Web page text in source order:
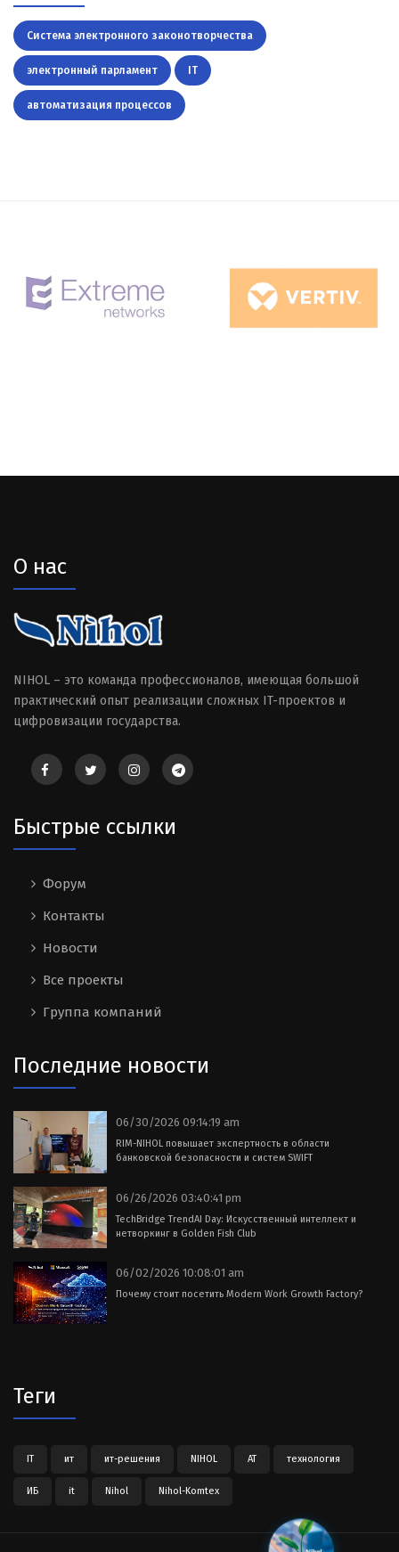
Система электронного законотворчества
электронный парламент IT
автоматизация процессов
О нас
NIHOL – это команда профессионалов, имеющая большой
практический опыт реализации сложных IT-проектов и
цифровизации государства.
Быстрые ссылки
Форум
Контакты
Новости
Все проекты
Группа компаний
Последние новости
06/30/2026 09:14:19 am
RIM-NIHOL повышает экспертность в области
банковской безопасности и систем SWIFT
06/26/2026 03:40:41 pm
TechBridge TrendAI Day: Искусственный интеллект и
нетворкинг в Golden Fish Club
06/02/2026 10:08:01 am
Почему стоит посетить Modern Work Growth Factory?
Теги
IT ит ит-решения NIHOL АТ технология
ИБ it Nihol Nihol-Komtex